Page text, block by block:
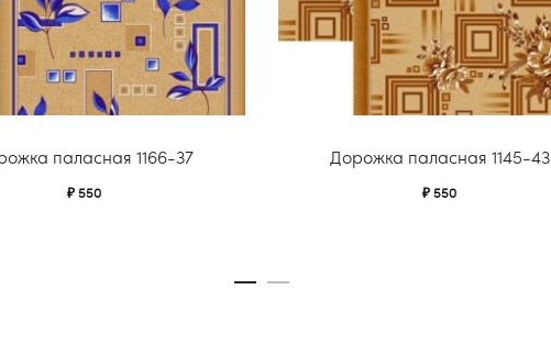
паласная 1166-37
₽550
Дорожка паласная 1145-43
₽550